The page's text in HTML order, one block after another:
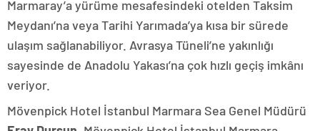
Marmaray’a yürüme mesafesindeki otelden Taksim
Meydanı’na veya Tarihi Yarımada’ya kısa bir sürede
ulaşım sağlanabiliyor. Avrasya Tüneli’ne yakınlığı
sayesinde de Anadolu Yakası’na çok hızlı geçiş imkânı
veriyor.
Mövenpick Hotel İstanbul Marmara Sea Genel Müdürü